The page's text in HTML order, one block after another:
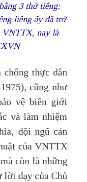
3 thứ tiếng:
liêng ấy đã trở
VNTTX, nay là
chống thực dân
cũng như
vệ biên giới
và làm nhiệm
đội ngũ cán
của VNTTX
còn là những
lời dạy của Chủ